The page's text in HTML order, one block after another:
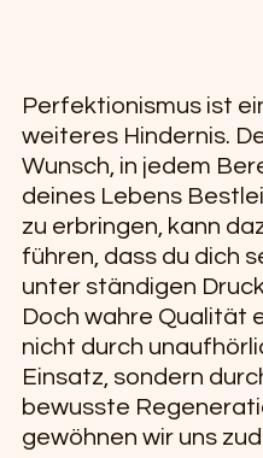
Perfektionismus ist
weiteres Hindernis.
Wunsch, in jedem
deines Lebens
zu erbringen, kann
führen, dass du dich
unter ständigen
Doch wahre Qualität
nicht durch
Einsatz, sondern
bewusste
gewöhnen wir uns